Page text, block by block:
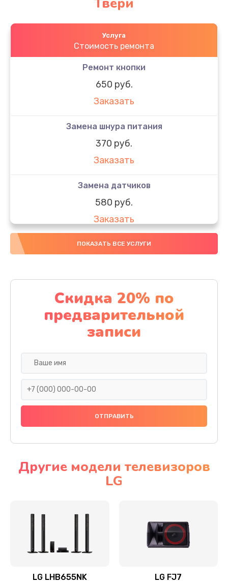
Услуга
Стоимость ремонта
Ремонт кнопки
650 руб.
Заказать
Замена шнура питания
370 руб.
Заказать
Замена датчиков
580 руб.
Заказать
Комплексная чистка
Заказать
Замена дисплея (экрана)
2000 руб.
Заказать
Ремонт платы электроники
Прошивка
Ремонт механики привода
Ремонт / замена кнопок, клавиш, индикаторов,
ПОКАЗАТЬ ВСЕ УСЛУГИ
Скидка 20% по
предварительной
записи
Другие модели телевизоров
LG
LG LHB655NK LG FJ7